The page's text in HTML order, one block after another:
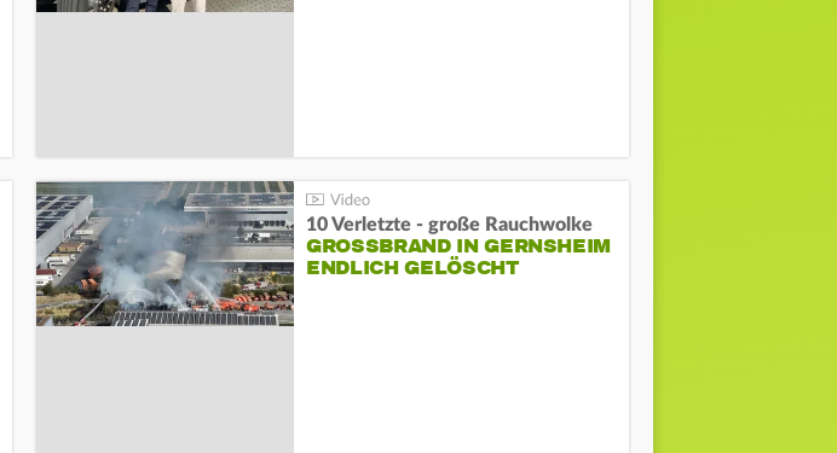
10 Verletzte - große Rauchwolke
GROSSBRAND IN GERNSHEIM E
NDLICH GELÖSCHT